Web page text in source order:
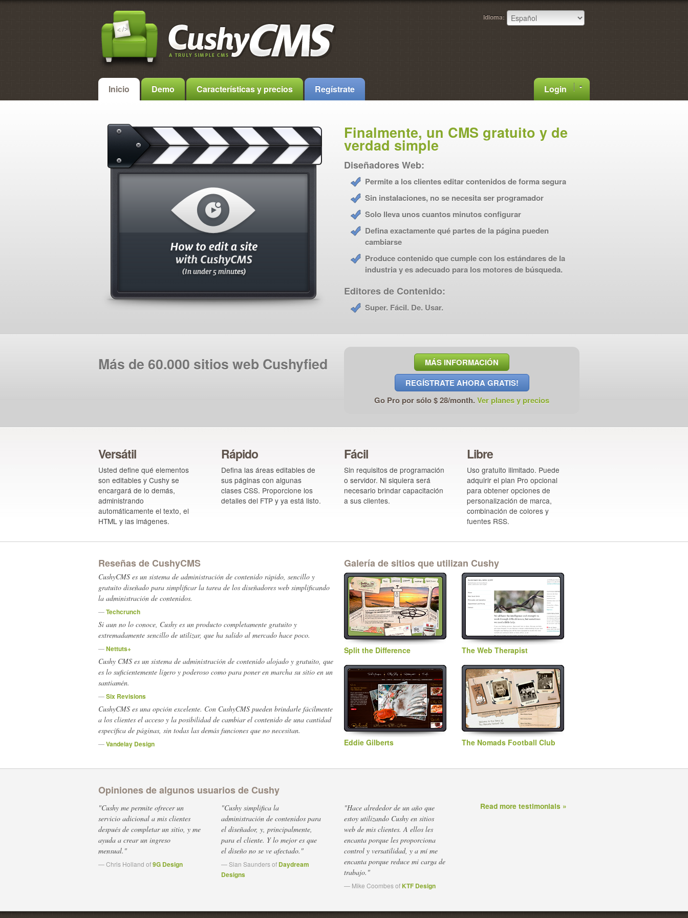
Idioma:
Inicio Demo Características y precios Regístrate Login
Finalmente, un CMS gratuito y de
verdad simple
Diseñadores Web:
Permite a los clientes editar contenidos de forma segura
Sin instalaciones, no se necesita ser programador
Solo lleva unos cuantos minutos configurar
Defina exactamente qué partes de la página pueden
cambiarse
Produce contenido que cumple con los estándares de la
industria y es adecuado para los motores de búsqueda.
Editores de Contenido:
Super. Fácil. De. Usar.
Más de 60.000 sitios web Cushyfied
MÁS INFORMACIÓN
REGÍSTRATE AHORA GRATIS!
Go Pro por sólo $ 28/month. Ver planes y precios
Versátil
Usted define qué elementos
son editables y Cushy se
encargará de lo demás,
administrando
automáticamente el texto, el
HTML y las imágenes.
Rápido
Defina las áreas editables de
sus páginas con algunas
clases CSS. Proporcione los
detalles del FTP y ya está listo.
Fácil
Sin requisitos de programación
o servidor. Ni siquiera será
necesario brindar capacitación
a sus clientes.
Libre
Uso gratuito ilimitado. Puede
adquirir el plan Pro opcional
para obtener opciones de
personalización de marca,
combinación de colores y
fuentes RSS.
Reseñas de CushyCMS
CushyCMS es un sistema de administración de contenido rápido, sencillo y
gratuito diseñado para simplificar la tarea de los diseñadores web simplificando
la administración de contenidos.
—Techcrunch
Si aun no lo conoce, Cushy es un producto completamente gratuito y
extremadamente sencillo de utilizar, que ha salido al mercado hace poco.
—Nettuts+
Cushy CMS es un sistema de administración de contenido alojado y gratuito, que
es lo suficientemente ligero y poderoso como para poner en marcha su sitio en un
santiamén.
—Six Revisions
CushyCMS es una opción excelente. Con CushyCMS pueden brindarle fácilmente
a los clientes el acceso y la posibilidad de cambiar el contenido de una cantidad
específica de páginas, sin todas las demás funciones que no necesitan.
—Vandelay Design
Galería de sitios que utilizan Cushy
Split the Difference The Web Therapist
Eddie Gilberts The Nomads Football Club
Opiniones de algunos usuarios de Cushy
"Cushy me permite ofrecer un
servicio adicional a mis clientes
después de completar un sitio, y me
ayuda a crear un ingreso
mensual."
— Chris Holland of9G Design
"Cushy simplifica la
administración de contenidos para
el diseñador, y, principalmente,
para el cliente. Y lo mejor es que
el diseño no se ve afectado."
— Sian Saunders of Daydream
Designs
"Hace alrededor de un año que
estoy utilizando Cushy en sitios
web de mis clientes. A ellos les
encanta porque les proporciona
control y versatilidad, y a mí me
encanta porque reduce mi carga de
trabajo."
— Mike Coombes ofKTF Design
Read more testimonials »